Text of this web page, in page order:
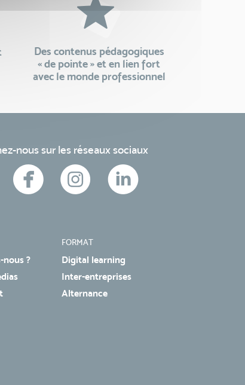
Des contenus pédagogiques
« de pointe » et en lien fort
avec le monde professionnel
nous sur les réseaux sociaux
nous ?
FORMAT
Digital learning
Inter-entreprises
Alternance